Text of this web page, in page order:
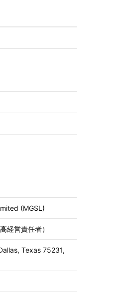
(MGSL)
経営責任者）
Texas 75231,